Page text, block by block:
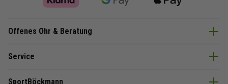
Offenes Ohr & Beratung
Service
SportBöckmann